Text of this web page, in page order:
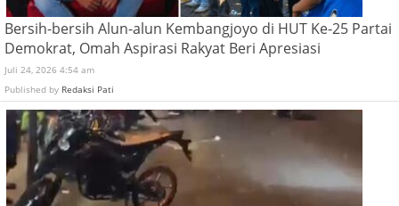
Bersih-bersih Alun-alun Kembangjoyo di HUT Ke-25 Partai
Demokrat, Omah Aspirasi Rakyat Beri Apresiasi
Juli 24, 2026 4:54 am
Published by Redaksi Pati